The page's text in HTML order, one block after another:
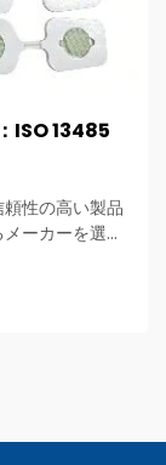
ISO 13485
性の高い製品
ーカーを選ぶ
なデバイス